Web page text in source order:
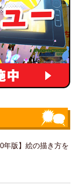
年版】絵の描き方を